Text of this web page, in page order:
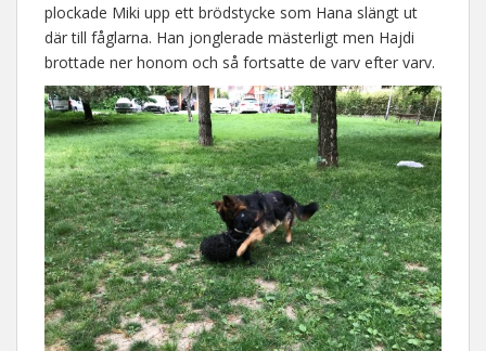
plockade Miki upp ett brödstycke som Hana slängt ut
där till fåglarna. Han jonglerade mästerligt men Hajdi
brottade ner honom och så fortsatte de varv efter varv.